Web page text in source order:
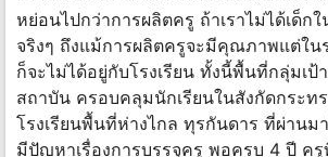
หย่อนไปกว่าการผลิตครู ถ้าเราไม่ได้เด็ก
จริงๆ ถึงแม้การผลิตครูจะมีคุณภาพแต่ใน
ก็จะไม่ได้อยู่กับโรงเรียน ทั้งนี้พื้นที่กลุ่มเป้
สถาบัน ครอบคลุมนักเรียนในสังกัดกระท
โรงเรียนพื้นที่ห่างไกล ทุรกันดาร ที่ผ่านมา
มีปัญหาเรื่องการบรรจุครู พอครบ 4 ปี ค